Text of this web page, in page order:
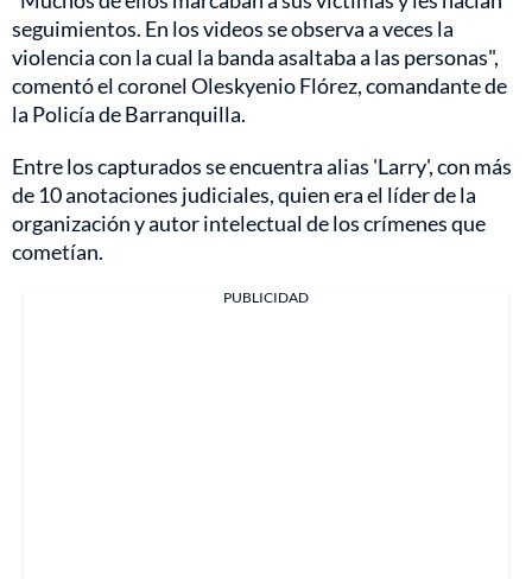
seguimientos. En los videos se observa a veces la
violencia con la cual la banda asaltaba a las personas",
comentó el coronel Oleskyenio Flórez, comandante de
la Policía de Barranquilla.
Entre los capturados se encuentra alias 'Larry', con más
de 10 anotaciones judiciales, quien era el líder de la
organización y autor intelectual de los crímenes que
cometían.
PUBLICIDAD